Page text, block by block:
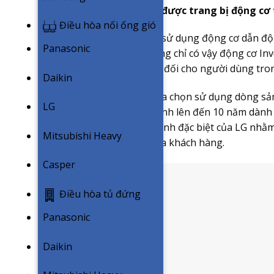
Điều hòa nối ống gió
Panasonic
Daikin
LG
Mitsubishi Heavy
Casper
Điều hòa tủ đứng
Panasonic
Daikin
được trang bị động
sử dụng động cơ dẫn
điện năng vượt trội. Không chỉ có vậy động cơ
mang lại sự dễ chịu tuyệt đối cho người dùng
Điểm đặc biệt nhất khi lựa chọn sử dụng dòng
hưởng đặc quyền bảo hành lên đến 10 năm
những chính sách bảo hành đặc biệt của LG
trải nghiệm sản phẩm của khách hàng.